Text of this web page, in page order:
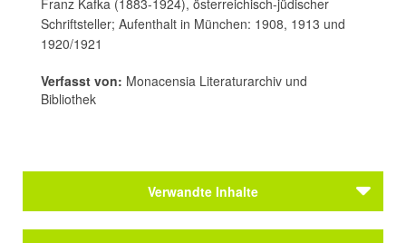
Franz Kafka (1883-1924), österreichisch-jüdischer
Schriftsteller; Aufenthalt in München: 1908, 1913 und
1920/1921
Verfasst von: Monacensia Literaturarchiv und
Bibliothek
Verwandte Inhalte